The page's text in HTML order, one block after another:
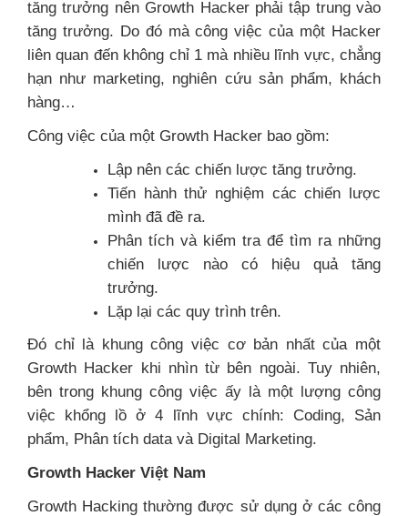
tăng trưởng nên Growth Hacker phải tập trung vào
tăng trưởng. Do đó mà công việc của một Hacker
liên quan đến không chỉ 1 mà nhiều lĩnh vực, chẳng
hạn như marketing, nghiên cứu sản phẩm, khách
hàng…
Công việc của một Growth Hacker bao gồm:
Lập nên các chiến lược tăng trưởng.
Tiến hành thử nghiệm các chiến lược
mình đã đề ra.
Phân tích và kiểm tra để tìm ra những
chiến lược nào có hiệu quả tăng
trưởng.
Lặp lại các quy trình trên.
Đó chỉ là khung công việc cơ bản nhất của một
Growth Hacker khi nhìn từ bên ngoài. Tuy nhiên,
bên trong khung công việc ấy là một lượng công
việc khổng lồ ở 4 lĩnh vực chính: Coding, Sản
phẩm, Phân tích data và Digital Marketing.
Growth Hacker Việt Nam
Growth Hacking thường được sử dụng ở các công